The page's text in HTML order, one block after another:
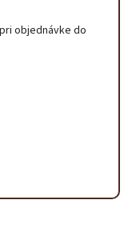
objednávke do